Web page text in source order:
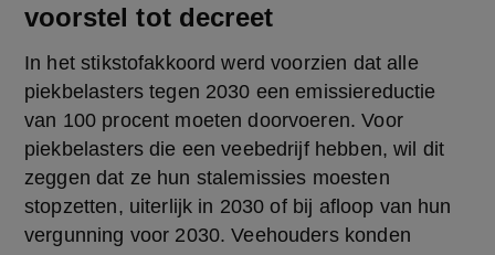
voorstel tot decreet
In het stikstofakkoord werd voorzien dat alle
piekbelasters tegen 2030 een emissiereductie
van 100 procent moeten doorvoeren. Voor
piekbelasters die een veebedrijf hebben, wil dit
zeggen dat ze hun stalemissies moesten
stopzetten, uiterlijk in 2030 of bij afloop van hun
vergunning voor 2030. Veehouders konden